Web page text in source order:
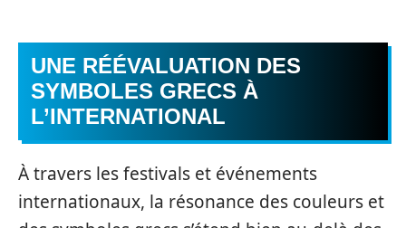
UNE RÉÉVALUATION DES
SYMBOLES GRECS À
L’INTERNATIONAL
À travers les festivals et événements
internationaux, la résonance des couleurs et